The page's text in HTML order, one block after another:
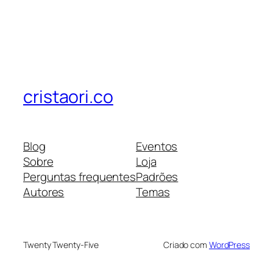
cristaori.co
Blog
Sobre
Perguntas frequentes
Autores
Eventos
Loja
Padrões
Temas
Twenty Twenty-Five Criado com WordPress